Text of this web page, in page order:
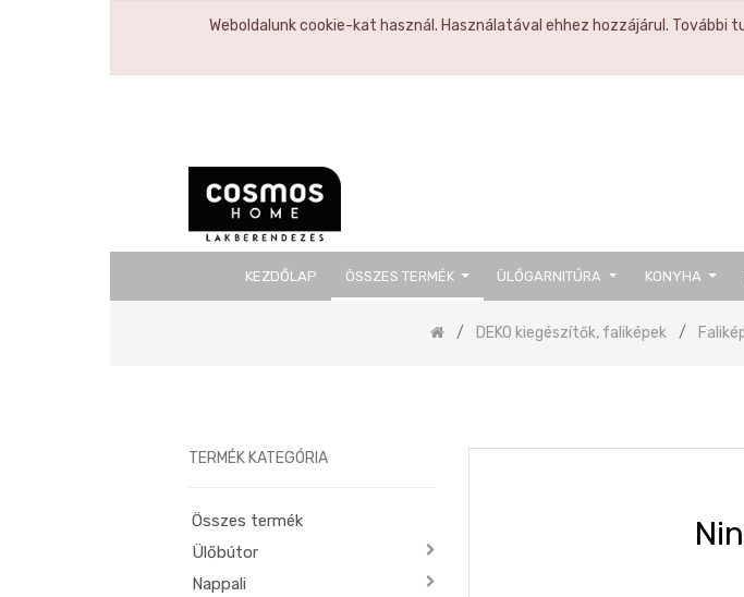
Weboldalunk cookie-kat használ. Használatával ehhez hozzájárul. További
KEZDŐLAP ÖSSZES TERMÉK ÜLŐGARNITÚRA KONYHA
DEKO kiegészítők, faliképek
TERMÉK KATEGÓRIA
Összes termék
Ülőbútor
Nappali